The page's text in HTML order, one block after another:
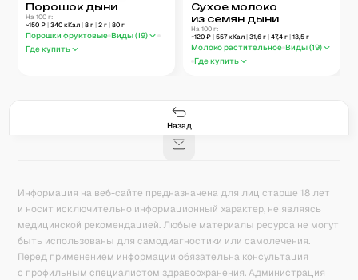
Порошок дыни
На 100 г:
~150 ₽| 340 кКал| 8 г| 2 г| 80 г
Порошки фруктовые Виды (19)
Где купить
Сухое молоко
из семян дыни
На 100 г:
~120 ₽ | 557кКал | 31,6 г | 47,4 г | 13,5 г
Молоко растительное Виды (19)
Где купить
Назад
171
Калькулятор калорий
Информация на веб-сайте предназначена для лиц старше 18 лет
и носит исключительно информационный характер, не являясь
медицинской рекомендацией. Любые материалы ресурса не могут
быть использованы для самодиагностики или самолечения.
Перед применением информации обязательна консультация
с профильным специалистом здравоохранения. Администрация